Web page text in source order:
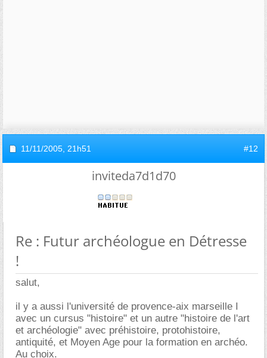
11/11/2005, 21h51 #12
inviteda7d1d70
Re : Futur archéologue en Détresse
!
salut,
il y a aussi l'université de provence-aix marseille I
avec un cursus "histoire" et un autre "histoire de l'art
et archéologie" avec préhistoire, protohistoire,
antiquité, et Moyen Age pour la formation en archéo.
Au choix.